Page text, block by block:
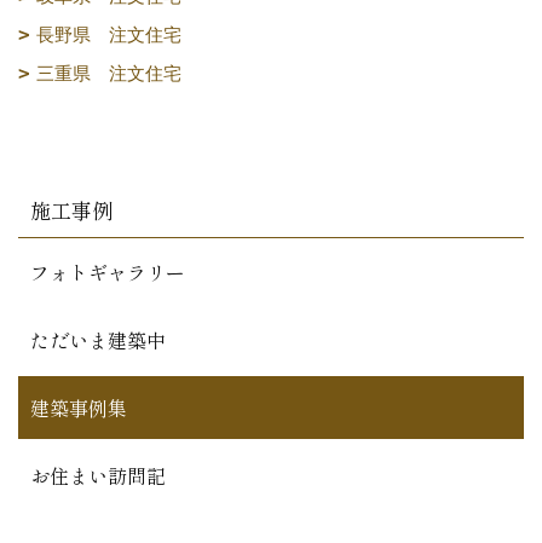
長野県 注文住宅
三重県 注文住宅
施工事例
フォトギャラリー
ただいま建築中
建築事例集
お住まい訪問記